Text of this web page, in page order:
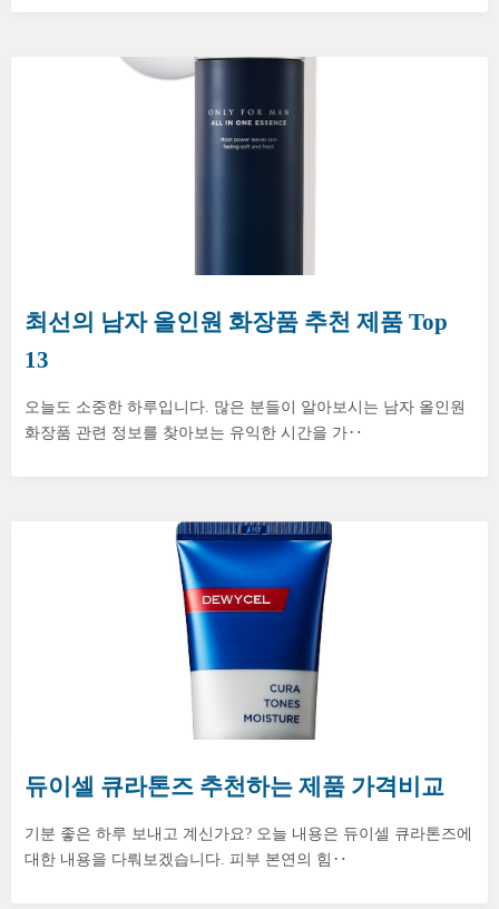
최선의 남자 올인원 화장품 추천 제품 Top
13
오늘도 소중한 하루입니다. 많은 분들이 알아보시는 남자 올인원
화장품 관련 정보를 찾아보는 유익한 시간을 가‥
듀이셀 큐라톤즈 추천하는 제품 가격비교
기분 좋은 하루 보내고 계신가요? 오늘 내용은 듀이셀 큐라톤즈에
대한 내용을 다뤄보겠습니다. 피부 본연의 힘‥